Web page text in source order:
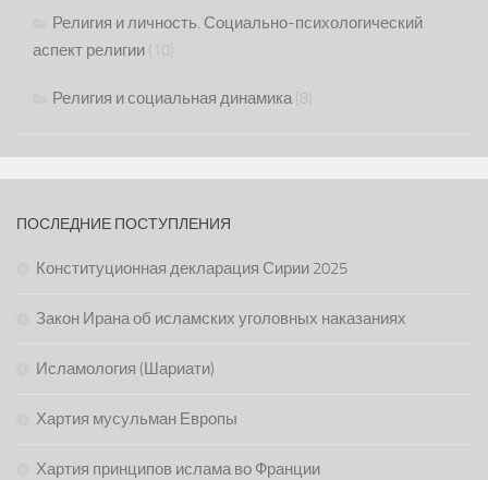
Религия и личность. Социально-психологический
аспект религии (10)
Религия и социальная динамика(8)
ПОСЛЕДНИЕ ПОСТУПЛЕНИЯ
Конституционная декларация Сирии 2025
Закон Ирана об исламских уголовных наказаниях
Исламология (Шариати)
Хартия мусульман Европы
Хартия принципов ислама во Франции